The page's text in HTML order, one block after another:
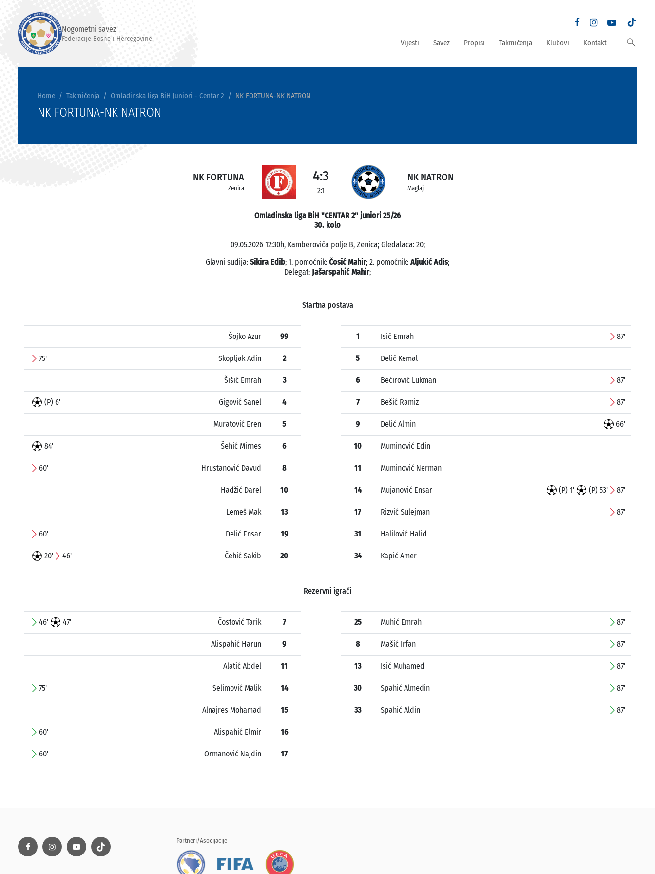
Nogometni savez
Federacije Bosne i Hercegovine Vijesti Savez Propisi Takmičenja Klubovi Kontakt search
Home Takmičenja Omladinska liga BiH Juniori - Centar 2 NK FORTUNA-NK NATRON
NK FORTUNA-NK NATRON
NK FORTUNA
Zenica
4:3
2:1
NK NATRON
Maglaj
Omladinska liga BiH "CENTAR 2" juniori 25/26
30. kolo
09.05.2026 12:30h, Kamberovića polje B, Zenica; Gledalaca: 20;
Glavni sudija: Sikira Edib; 1. pomoćnik: Čosić Mahir; 2. pomoćnik: Aljukić Adis;
Delegat: Jašarspahić Mahir;
Startna postava
Šojko Azur 99
75' Skopljak Adin 2
Šišić Emrah 3
(P) 6' Gigović Sanel 4
Muratović Eren 5
84' Šehić Mirnes 6
60' Hrustanović Davud 8
Hadžić Darel 10
Lemeš Mak 13
60' Delić Ensar 19
20' 46' Čehić Sakib 20
1 Isić Emrah 87'
5 Delić Kemal
6 Bećirović Lukman 87'
7 Bešić Ramiz 87'
9 Delić Almin 66'
10 Muminović Edin
11 Muminović Nerman
14 Mujanović Ensar (P) 1' (P) 53' 87'
17 Rizvić Sulejman 87'
31 Halilović Halid
34 Kapić Amer
Rezervni igrači
46' 47' Čostović Tarik 7
Alispahić Harun 9
Alatić Abdel 11
75' Selimović Malik 14
Alnajres Mohamad 15
60' Alispahić Elmir 16
60' Ormanović Najdin 17
25 Muhić Emrah 87'
8 Mašić Irfan 87'
13 Isić Muhamed 87'
30 Spahić Almedin 87'
33 Spahić Aldin 87'
Partneri/Asocijacije